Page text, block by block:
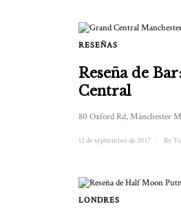
RESEÑAS
Reseña de
Central
80 Oxford Rd, Mánchester
12 de septiembre de 2017 By
LONDRES